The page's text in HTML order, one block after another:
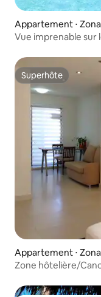
Appartement ⋅
Vue imprenable sur
Superhôte
Superhôte
Appartement ⋅
Zone hôtelière/